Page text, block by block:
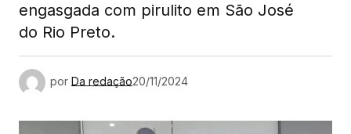
engasgada com pirulito em São José
do Rio Preto.
por Da redação20/11/2024